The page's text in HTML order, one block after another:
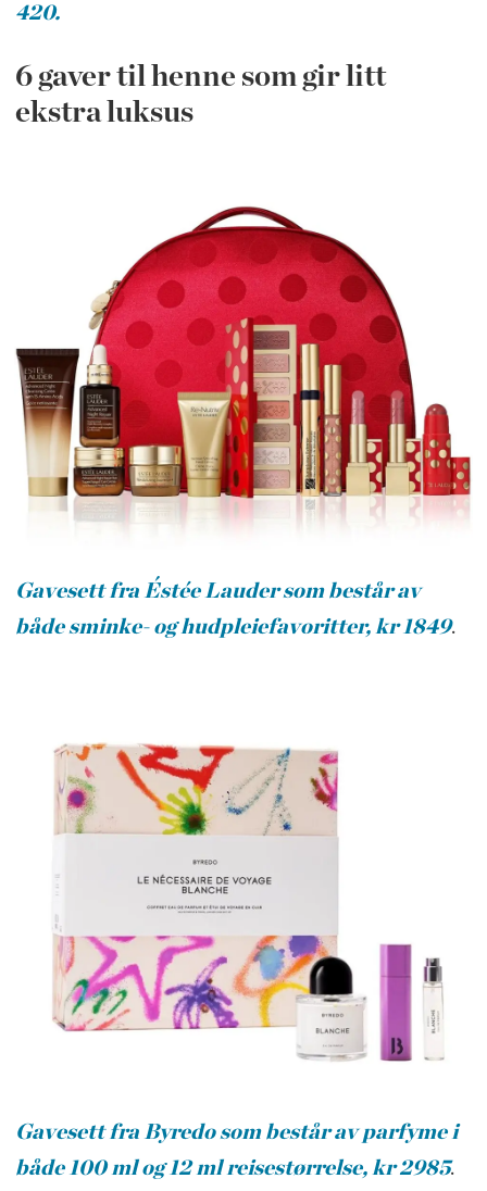
420.
6 gaver til henne som gir litt
ekstra luksus
Gavesett fra Éstée Lauder som består av
både sminke- og hudpleiefavoritter, kr 1849.
Gavesett fra Byredo som består av parfyme i
både 100 ml og 12 ml reisestørrelse, kr 2985.